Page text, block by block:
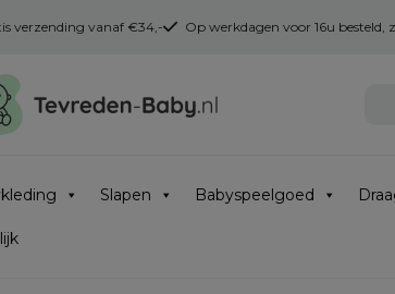
verzending vanaf €34,- Op werkdagen voor 16u besteld,
Slapen Babyspeelgoed